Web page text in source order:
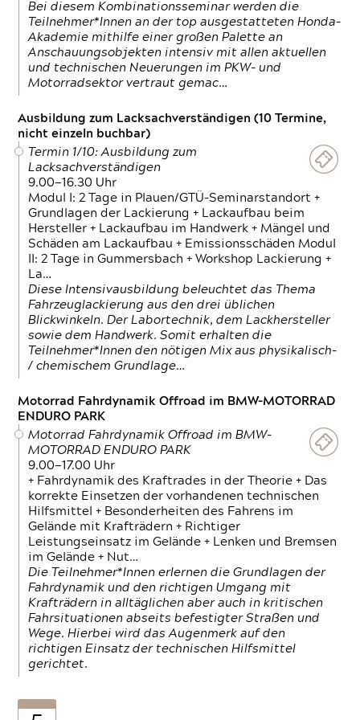
Bei diesem Kombinationsseminar werden die
Teilnehmer*Innen an der top ausgestatteten Honda-
Akademie mithilfe einer großen Palette an
Anschauungsobjekten intensiv mit allen aktuellen
und technischen Neuerungen im PKW- und
Motorradsektor vertraut gemac…
Ausbildung zum Lacksachverständigen (10 Termine,
nicht einzeln buchbar)
Termin 1/10: Ausbildung zum
Lacksachverständigen
9.00—16.30 Uhr
Modul I: 2 Tage in Plauen/GTÜ-Seminarstandort +
Grundlagen der Lackierung + Lackaufbau beim
Hersteller + Lackaufbau im Handwerk + Mängel und
Schäden am Lackaufbau + Emissionsschäden Modul
II: 2 Tage in Gummersbach + Workshop Lackierung +
La…
Diese Intensivausbildung beleuchtet das Thema
Fahrzeuglackierung aus den drei üblichen
Blickwinkeln. Der Labortechnik, dem Lackhersteller
sowie dem Handwerk. Somit erhalten die
Teilnehmer*Innen den nötigen Mix aus physikalisch-
/ chemischem Grundlage…
Motorrad Fahrdynamik Offroad im BMW-MOTORRAD
ENDURO PARK
Motorrad Fahrdynamik Offroad im BMW-
MOTORRAD ENDURO PARK
9.00—17.00 Uhr
+ Fahrdynamik des Kraftrades in der Theorie + Das
korrekte Einsetzen der vorhandenen technischen
Hilfsmittel + Besonderheiten des Fahrens im
Gelände mit Krafträdern + Richtiger
Leistungseinsatz im Gelände + Lenken und Bremsen
im Gelände + Nut…
Die Teilnehmer*Innen erlernen die Grundlagen der
Fahrdynamik und den richtigen Umgang mit
Krafträdern in alltäglichen aber auch in kritischen
Fahrsituationen abseits befestigter Straßen und
Wege. Hierbei wird das Augenmerk auf den
richtigen Einsatz der technischen Hilfsmittel
gerichtet.